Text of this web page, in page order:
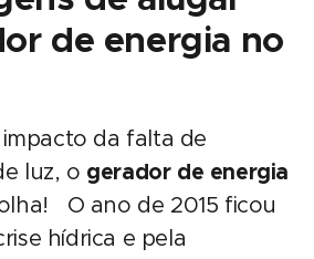
de energia no
da falta de
luz, o gerador de energia
O ano de 2015 ficou
hídrica e pela